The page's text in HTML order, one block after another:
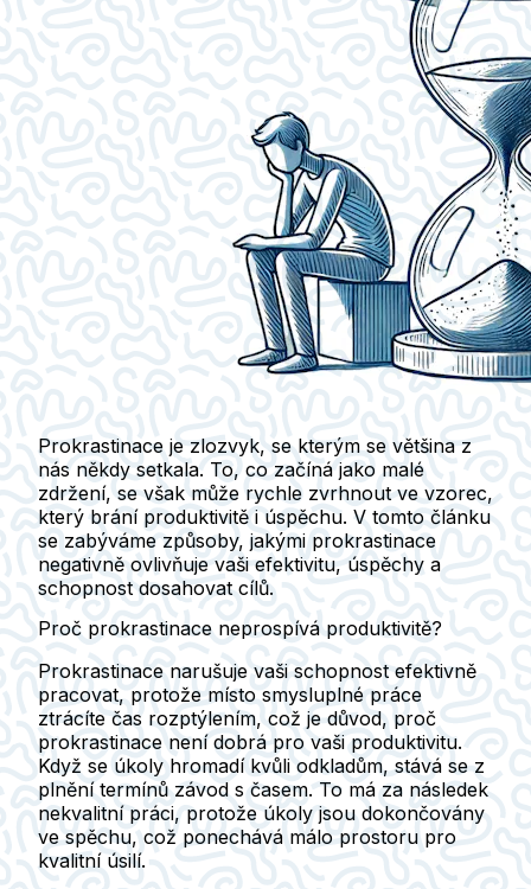
Prokrastinace je zlozvyk, se kterým se většina z
nás někdy setkala. To, co začíná jako malé
zdržení, se však může rychle zvrhnout ve vzorec,
který brání produktivitě i úspěchu. V tomto článku
se zabýváme způsoby, jakými prokrastinace
negativně ovlivňuje vaši efektivitu, úspěchy a
schopnost dosahovat cílů.
Proč prokrastinace neprospívá produktivitě?
Prokrastinace narušuje vaši schopnost efektivně
pracovat, protože místo smysluplné práce
ztrácíte čas rozptýlením, což je důvod, proč
prokrastinace není dobrá pro vaši produktivitu.
Když se úkoly hromadí kvůli odkladům, stává se z
plnění termínů závod s časem. To má za následek
nekvalitní práci, protože úkoly jsou dokončovány
ve spěchu, což ponechává málo prostoru pro
kvalitní úsilí.